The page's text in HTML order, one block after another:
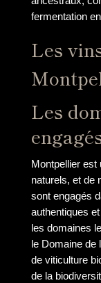
fermentation
Les
Les
Montpellier est
naturels, et de
sont engagés
authentiques
les domaines
le Domaine de
de viticulture
de la